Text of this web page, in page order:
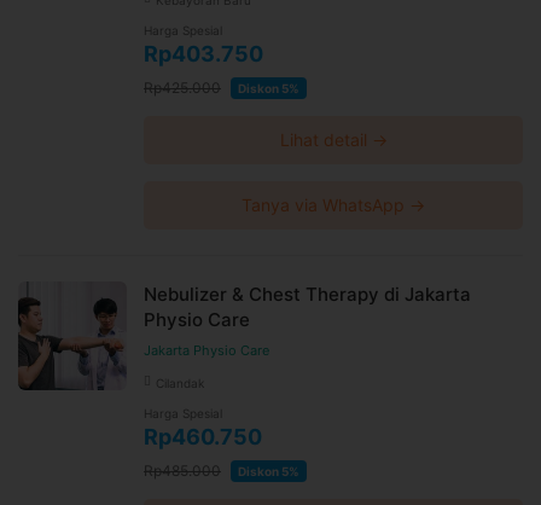
Harga Spesial
Rp403.750
Rp425.000 Diskon 5%
Lihat detail →
Tanya via WhatsApp →
Nebulizer & Chest Therapy di Jakarta
Physio Care
Jakarta Physio Care
Cilandak
Harga Spesial
Rp460.750
Rp485.000 Diskon 5%